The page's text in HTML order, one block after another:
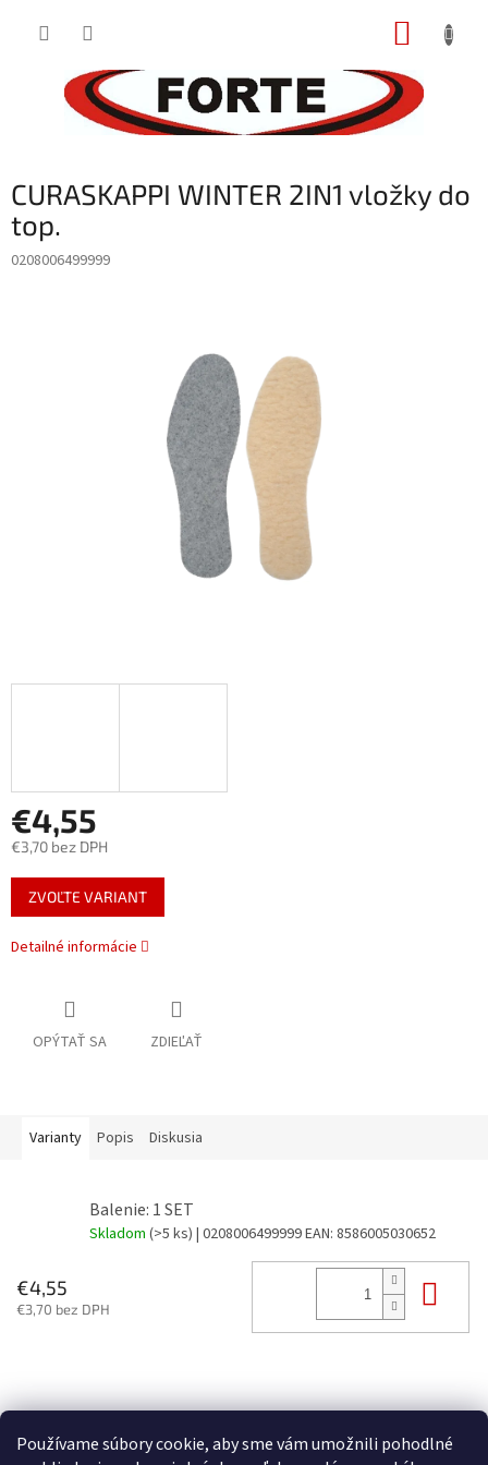
Používame súbory cookie, aby sme vám umožnili pohodlné
CURASKAPPI WINTER 2IN1 vložky do
top.
0208006499999
€4,55
€3,70 bez DPH
Jednotková
cena:
ZVOĽTE VARIANT
Detailné informácie
OPÝTAŤ SA ZDIEĽAŤ
Varianty Popis Diskusia
Balenie: 1 SET
Skladom (>5 ks) | 0208006499999EAN: 8586005030652
€4,55
€3,70 bez DPH
á